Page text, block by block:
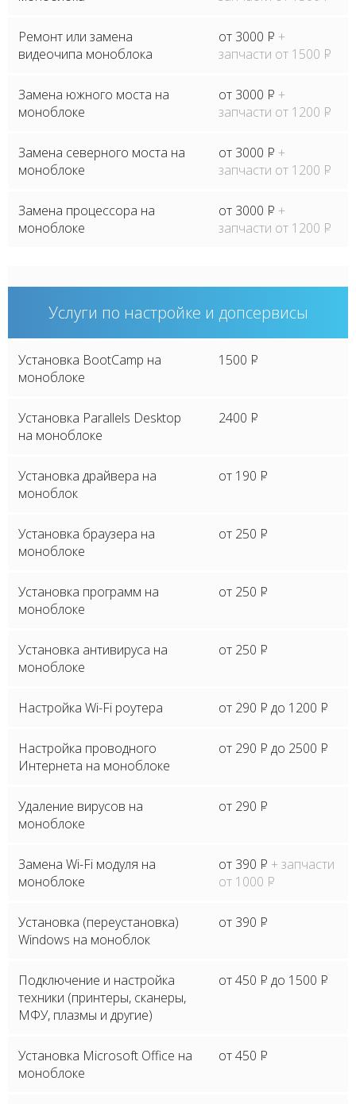
Ремонт или замена
видеочипа моноблока
от 3000 P +
запчасти от 1500 P
Замена южного моста на
моноблоке
от 3000 P +
запчасти от 1200 P
Замена северного моста на
моноблоке
от 3000 P +
запчасти от 1200 P
Замена процессора на
моноблоке
от 3000 P +
запчасти от 1200 P
Услуги по настройке и допсервисы
Установка BootCamp на
моноблоке
1500 P
Установка Parallels Desktop
на моноблоке
2400 P
Установка драйвера на
моноблок
от 190 P
Установка браузера на
моноблоке
от 250 P
Установка программ на
моноблоке
от 250 P
Установка антивируса на
моноблоке
от 250 P
Настройка Wi-Fi роутера от 290 P до 1200 P
Настройка проводного
Интернета на моноблоке
от 290 P до 2500 P
Удаление вирусов на
моноблоке
от 290 P
Замена Wi-Fi модуля на
моноблоке
от 390 P + запчасти
от 1000 P
Установка (переустановка)
Windows на моноблок
от 390 P
Подключение и настройка
техники (принтеры, сканеры,
МФУ, плазмы и другие)
от 450 P до 1500 P
Установка Microsoft Office на
моноблоке
от 450 P